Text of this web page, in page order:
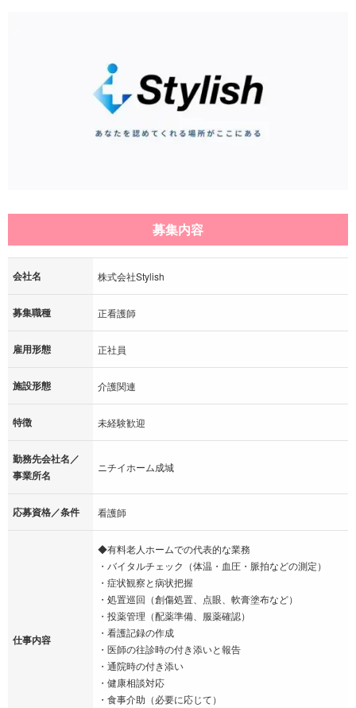
募集内容
会社名 株式会社Stylish
募集職種 正看護師
雇用形態 正社員
施設形態 介護関連
特徴 未経験歓迎
勤務先会社名／
事業所名
ニチイホーム成城
応募資格／条件 看護師
仕事内容
◆有料老人ホームでの代表的な業務
・バイタルチェック（体温・血圧・脈拍などの測定）
・症状観察と病状把握
・処置巡回（創傷処置、点眼、軟膏塗布など）
・投薬管理（配薬準備、服薬確認）
・看護記録の作成
・医師の往診時の付き添いと報告
・通院時の付き添い
・健康相談対応
・食事介助（必要に応じて）